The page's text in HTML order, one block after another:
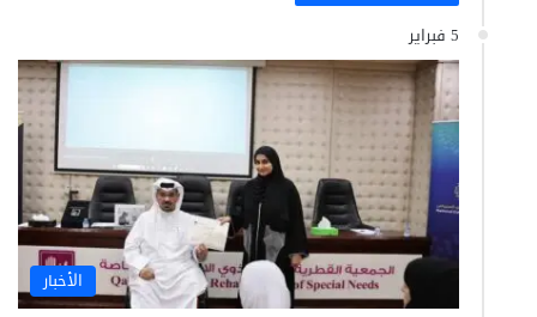
5 فبراير
الأخبار